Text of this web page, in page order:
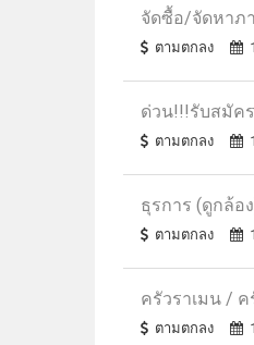
จัดซื้อ/จัดหาภ
ตามตกลง
ด่วน!!!รับสมัค
ตามตกลง
ธุรการ (ดูกล้อ
ตามตกลง
ครัวราเมน /
ตามตกลง